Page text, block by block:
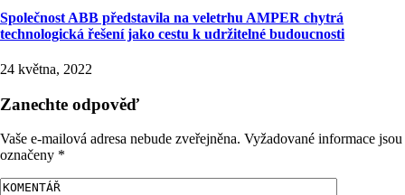
Společnost ABB představila na veletrhu AMPER chytrá
technologická řešení jako cestu k udržitelné budoucnosti
24 května, 2022
Zanechte odpověď
Vaše e-mailová adresa nebude zveřejněna. Vyžadované informace jsou
označeny *